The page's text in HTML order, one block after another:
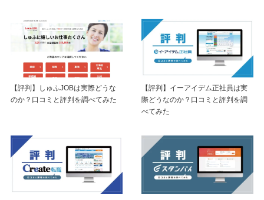
【評判】しゅふJOBは実際どうな
のか？口コミと評判を調べてみた
【評判】イーアイデム正社員は実
際どうなのか？口コミと評判を調
べてみた